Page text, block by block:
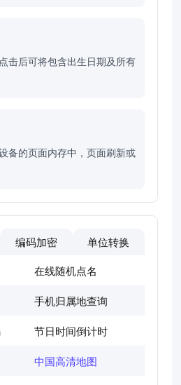
击后可将包含出生日期及所有
备的页面内存中，页面刷新或
编码加密
单位转换
在线随机点名
手机归属地查询
节日时间倒计时
中国高清地图